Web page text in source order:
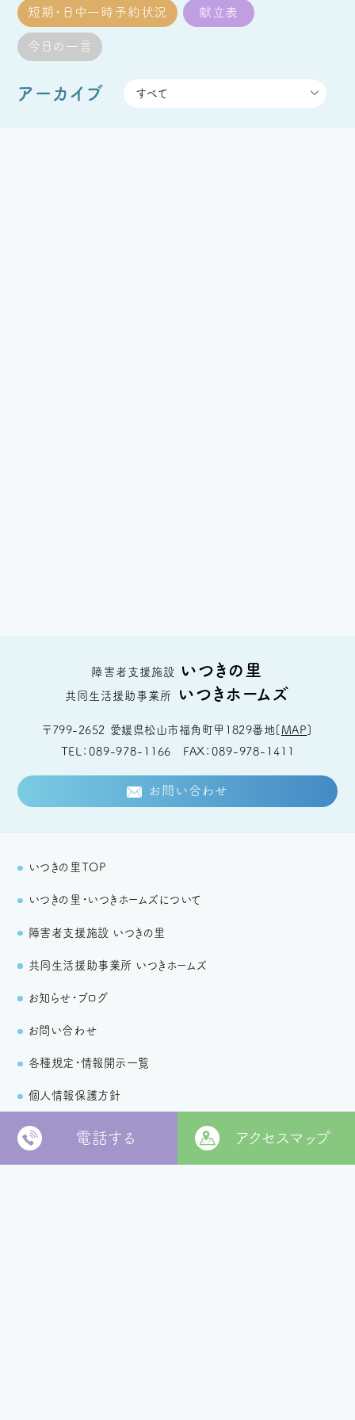
短期・日中一時予約状況 献立表
今日の一言
アーカイブ
障害者支援施設 いつきの里
共同生活援助事業所 いつきホームズ
〒799-2652 愛媛県松山市福角町甲1829番地 [ MAP ]
TEL
089-978-1166 FAX 089-978-1411
お問い合わせ
いつきの里TOP
いつきの里・いつきホームズについて
障害者支援施設 いつきの里
共同生活援助事業所 いつきホームズ
お知らせ・ブログ
お問い合わせ
各種規定・情報開示一覧
個人情報保護方針
電話する アクセスマップ